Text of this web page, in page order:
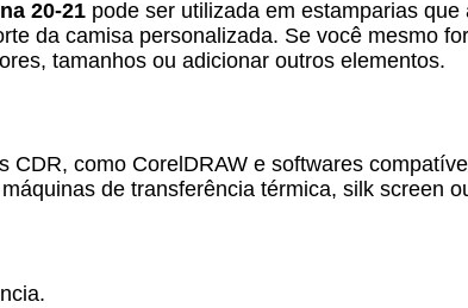
20-21 pode ser utilizada em estamparias
da camisa personalizada. Se você mesmo
tamanhos ou adicionar outros elementos.
CDR, como CorelDRAW e softwares
de transferência térmica, silk screen